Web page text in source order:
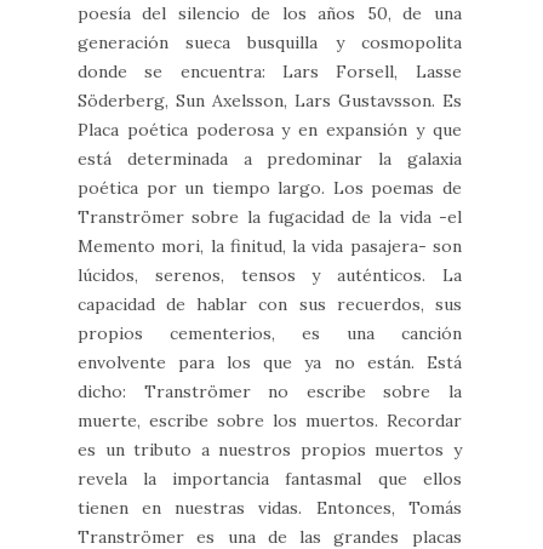
poesía del silencio de los años 50, de una
generación sueca busquilla y cosmopolita
donde se encuentra: Lars Forsell, Lasse
Söderberg, Sun Axelsson, Lars Gustavsson. Es
Placa poética poderosa y en expansión y que
está determinada a predominar la galaxia
poética por un tiempo largo. Los poemas de
Tranströmer sobre la fugacidad de la vida -el
Memento mori, la finitud, la vida pasajera- son
lúcidos, serenos, tensos y auténticos. La
capacidad de hablar con sus recuerdos, sus
propios cementerios, es una canción
envolvente para los que ya no están. Está
dicho: Tranströmer no escribe sobre la
muerte, escribe sobre los muertos. Recordar
es un tributo a nuestros propios muertos y
revela la importancia fantasmal que ellos
tienen en nuestras vidas. Entonces, Tomás
Tranströmer es una de las grandes placas